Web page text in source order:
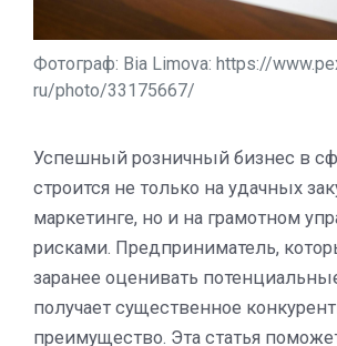
Фотограф: Bia Limova: https://
ru/photo/33175667/
Успешный розничный бизнес в
строится не только на удачных
маркетинге, но и на грамотном
рисками. Предприниматель,
заранее оценивать
получает существенное
преимущество. Эта статья